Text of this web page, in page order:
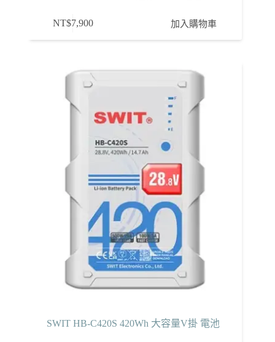
NT$7,900 加入購物車
SWIT HB-C420S 420Wh 大容量V掛 電池